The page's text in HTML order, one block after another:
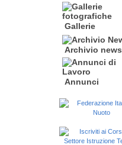
Gallerie
Archivio news
Annunci